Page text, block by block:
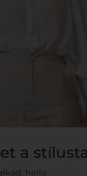
a
, hello